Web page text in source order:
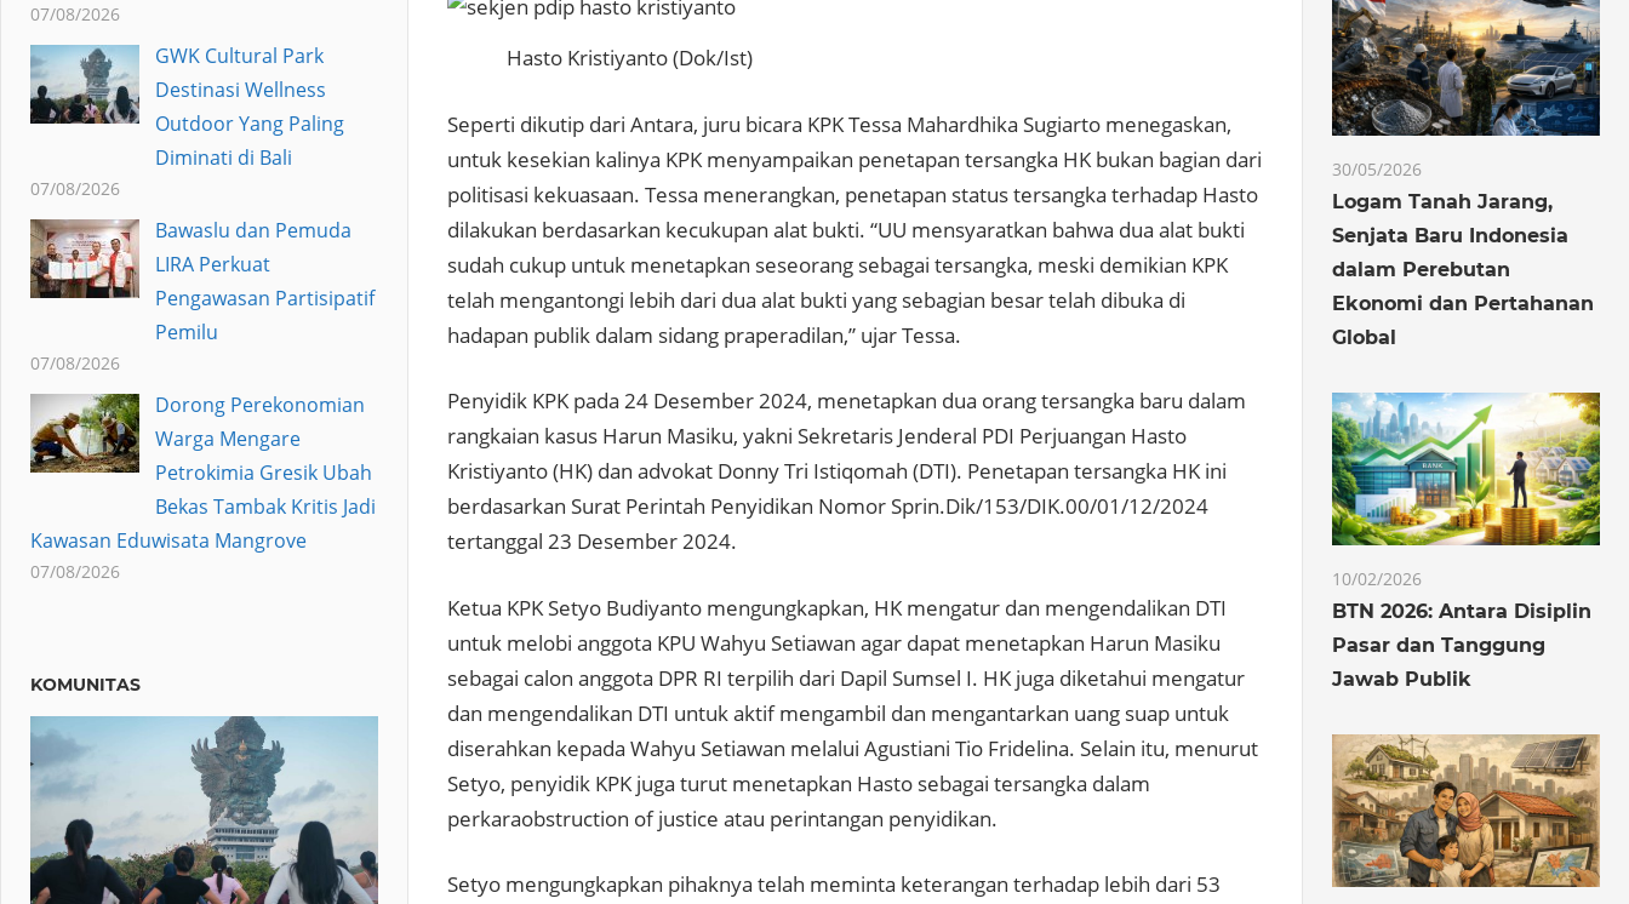
Hasto Kristiyanto (Dok/Ist)
Seperti dikutip dari Antara, juru bicara KPK Tessa Mahardhika Sugiarto menegaskan,
untuk kesekian kalinya KPK menyampaikan penetapan tersangka HK bukan bagian dari
politisasi kekuasaan. Tessa menerangkan, penetapan status tersangka terhadap Hasto
dilakukan berdasarkan kecukupan alat bukti. “UU mensyaratkan bahwa dua alat bukti
sudah cukup untuk menetapkan seseorang sebagai tersangka, meski demikian KPK
telah mengantongi lebih dari dua alat bukti yang sebagian besar telah dibuka di
hadapan publik dalam sidang praperadilan,” ujar Tessa.
Penyidik KPK pada 24 Desember 2024, menetapkan dua orang tersangka baru dalam
rangkaian kasus Harun Masiku, yakni Sekretaris Jenderal PDI Perjuangan Hasto
Kristiyanto (HK) dan advokat Donny Tri Istiqomah (DTI). Penetapan tersangka HK ini
berdasarkan Surat Perintah Penyidikan Nomor Sprin.Dik/153/DIK.00/01/12/2024
tertanggal 23 Desember 2024.
Ketua KPK Setyo Budiyanto mengungkapkan, HK mengatur dan mengendalikan DTI
untuk melobi anggota KPU Wahyu Setiawan agar dapat menetapkan Harun Masiku
sebagai calon anggota DPR RI terpilih dari Dapil Sumsel I. HK juga diketahui mengatur
dan mengendalikan DTI untuk aktif mengambil dan mengantarkan uang suap untuk
diserahkan kepada Wahyu Setiawan melalui Agustiani Tio Fridelina. Selain itu, menurut
Setyo, penyidik KPK juga turut menetapkan Hasto sebagai tersangka dalam
perkaraobstruction of justice atau perintangan penyidikan.
Setyo mengungkapkan pihaknya telah meminta keterangan terhadap lebih dari 53
07/08/2026
GWK Cultural Park
Destinasi Wellness
Outdoor Yang Paling
Diminati di Bali
07/08/2026
Bawaslu dan Pemuda
LIRA Perkuat
Pengawasan Partisipatif
Pemilu
07/08/2026
Dorong Perekonomian
Warga Mengare
Petrokimia Gresik Ubah
Bekas Tambak Kritis Jadi
Kawasan Eduwisata Mangrove
07/08/2026
KOMUNITAS
30/05/2026
Logam Tanah Jarang,
Senjata Baru Indonesia
dalam Perebutan
Ekonomi dan Pertahanan
Global
10/02/2026
BTN 2026: Antara Disiplin
Pasar dan Tanggung
Jawab Publik